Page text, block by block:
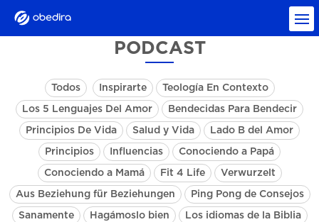
PODCAST
Todos Inspirarte Teología En Contexto
Los 5 Lenguajes Del Amor Bendecidas Para Bendecir
Principios De Vida Salud y Vida Lado B del Amor
Principios Influencias Conociendo a Papá
Conociendo a Mamá Fit 4 Life Verwurzelt
Aus Beziehung für Beziehungen Ping Pong de Consejos
Sanamente Hagámoslo bien Los idiomas de la Biblia